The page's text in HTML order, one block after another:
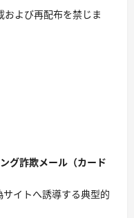
よび再配布を禁じま
グ詐欺メール（カード
イトへ誘導する典型的